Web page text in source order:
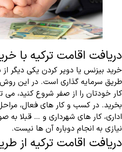
دریافت اقامت ترکیه با
خرید بیزنس یا دویر کردن یکی دیگر
طریق سرمایه گذاری است. در این
کار خودتان را از صفر شروع کنید،
بخرید. در کسب و کار های فعال،
اداری، کار های شهرداری و … قبلا به
نیازی به انجام دوباره آن ها نیست.
دریافت اقامت ترکیه از